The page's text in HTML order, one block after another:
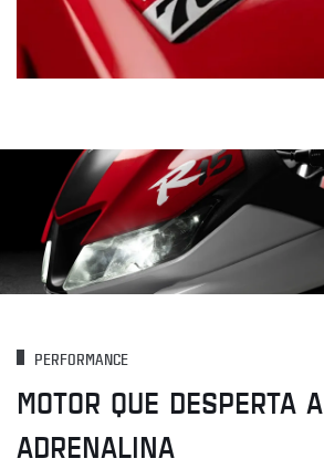
PERFORMANCE
MOTOR QUE DESPERTA A
ADRENALINA